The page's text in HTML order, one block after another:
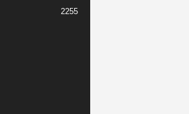
2255